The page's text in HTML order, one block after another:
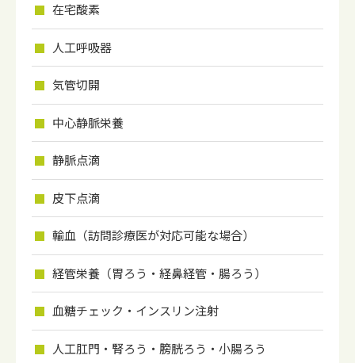
在宅酸素
人工呼吸器
気管切開
中心静脈栄養
静脈点滴
皮下点滴
輸血（訪問診療医が対応可能な場合）
経管栄養（胃ろう・経鼻経管・腸ろう）
血糖チェック・インスリン注射
人工肛門・腎ろう・膀胱ろう・小腸ろう